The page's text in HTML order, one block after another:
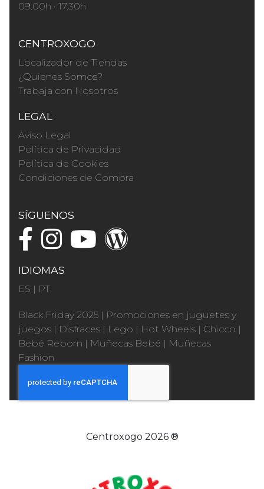
09.00h · 17.30h
CENTROXOGO
Localizador de Tiendas
¿Quienes Somos?
Trabaja con Nosotros
LEGAL
Aviso Legal
Política de Privacidad
Política de Cookies
Condiciones de Compra
SÍGUENOS
IDIOMAS
ES | PT
Black Friday 2025 | Promociones en juguetes y
juegos | Disfraces | Lego | Hot Wheels | Chicco |
Bebé Reborn | Muñecas Bebé | Muñecas
Fashion
Centroxogo 2026 ®